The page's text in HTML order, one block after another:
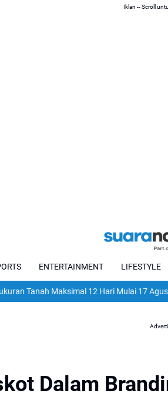
Iklan -- Scroll
ENTERTAINMENT LIFESTYLE
Maksimal 12 Hari Mulai 17 Agustus 2026
Dalam